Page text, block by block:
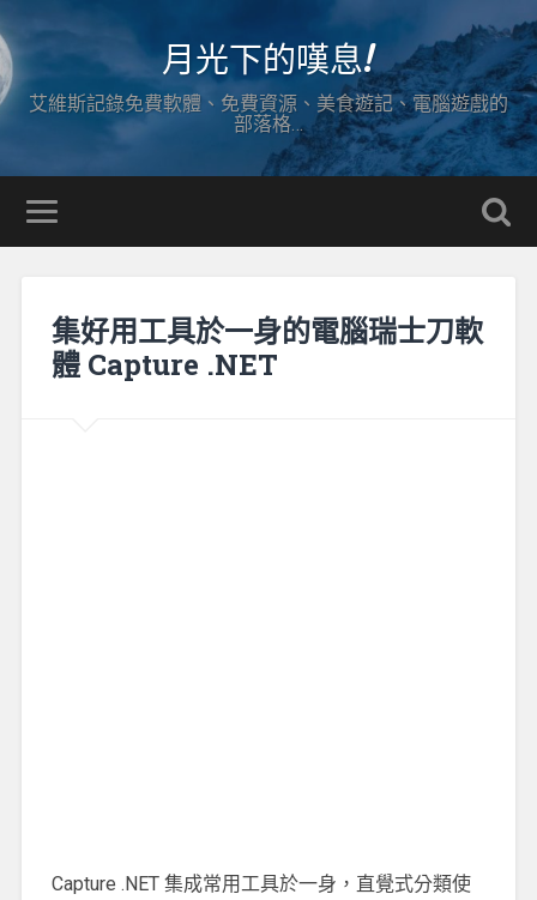
月光下的嘆息!
艾維斯記錄免費軟體、免費資源、美食遊記、電腦遊戲的
部落格…
集好用工具於一身的電腦瑞士刀軟
體 Capture .NET
Capture .NET 集成常用工具於一身，直覺式分類使